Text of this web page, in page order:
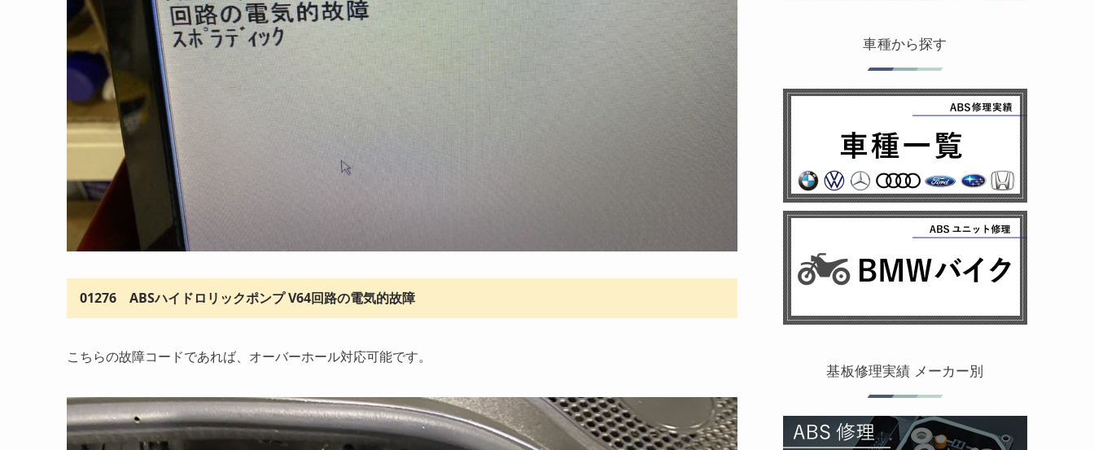
01276 ABSハイドロリックポンプ V64回路の電気的故障
こちらの故障コードであれば、オーバーホール対応可能です。
車種から探す
基板修理実績 メーカー別